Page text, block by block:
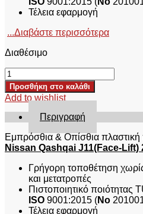
Τέλεια εφαρμογή
...Διαβάστε περισσότερα
Διαθέσιμο
ΣΕΤ
ΕΜΠΡΟΣ
&
ΟΠΙΣΩ
ΠΟΔΙΑ
POD92
NISSAN
QASHQAI
2017+
ποσότητα
Προσθήκη στο καλάθι
Add to wishlist
Περιγραφή
Εμπρόσθια & Οπίσθια πλαστική
Nissan Qashqai J11(Face-Lift)
Γρήγορη τοποθέτηση
και μετατροπές
Πιστοποιητικό ποιότητας
ISO 9001:2015 (No
Τέλεια εφαρμογή